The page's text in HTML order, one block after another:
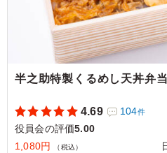
半之助特製くるめし天丼弁当
4.69 104件
役員会の評価5.00
1,080円
（税込）